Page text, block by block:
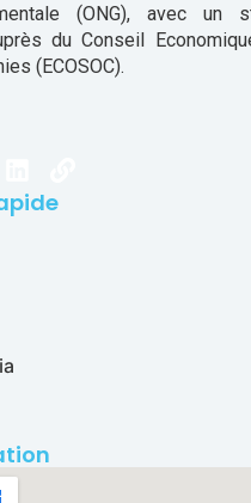
(ONG), avec un
du Conseil
(ECOSOC).